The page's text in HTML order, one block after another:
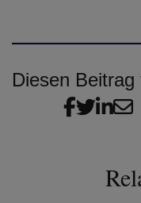
Diesen Beitrag